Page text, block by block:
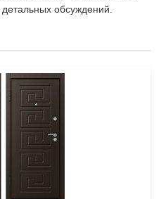
обсуждений.